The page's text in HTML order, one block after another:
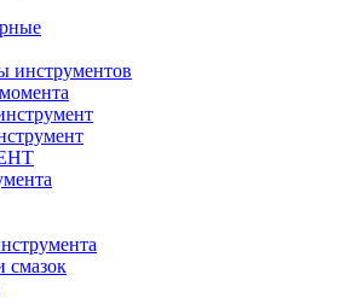
инструментов
смазок